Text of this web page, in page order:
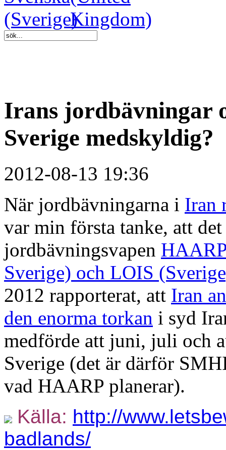
Irans jordbävningar
Sverige medskyldig?
2012-08-13 19:36
När jordbävningarna i Iran
var min första tanke, att
jordbävningsvapen
Sverige) och LOIS
2012 rapporterat, att Iran
den enorma torkan i syd
medförde att juni, juli och
Sverige (det är därför
vad HAARP planerar).
Källa: http://
badlands/